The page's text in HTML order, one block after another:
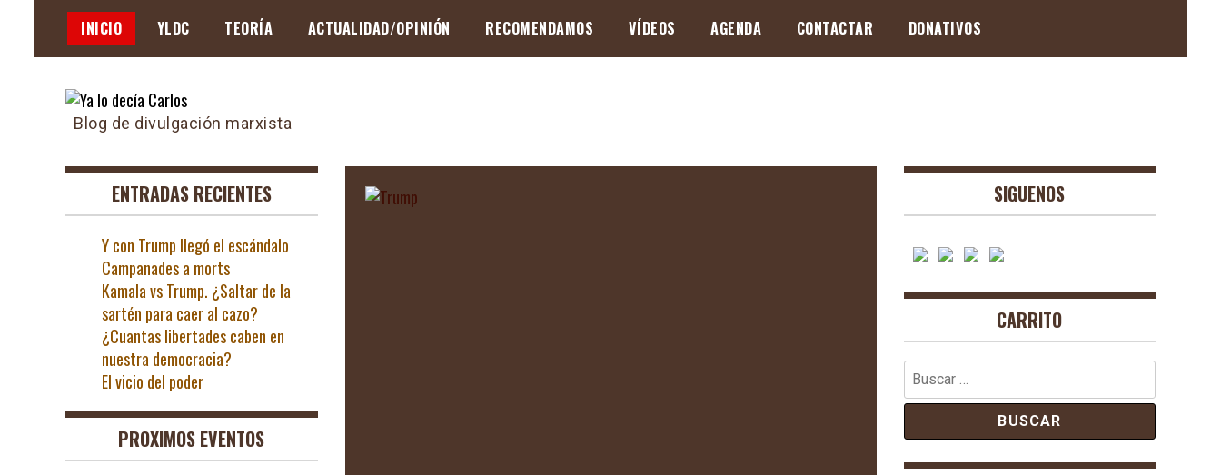
content
INICIO YLDC TEORÍA ACTUALIDAD/OPINIÓN RECOMENDAMOS VÍDEOS AGENDA CONTACTAR DONATIVOS
Blog de divulgación marxista
ENTRADAS RECIENTES
Y con Trump llegó el escándalo
Campanades a morts
Kamala vs Trump. ¿Saltar de la
sartén para caer al cazo?
¿Cuantas libertades caben en
nuestra democracia?
El vicio del poder
PROXIMOS EVENTOS
SIGUENOS
CARRITO
Buscar: